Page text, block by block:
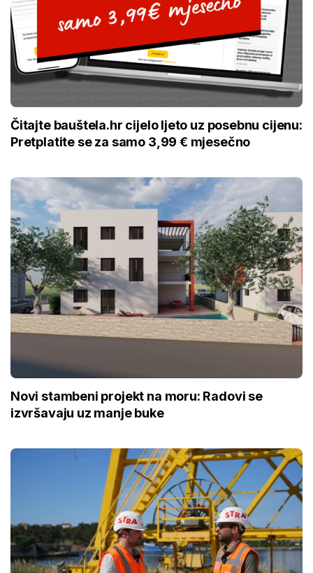
Čitajte bauštela.hr cijelo ljeto uz posebnu cijenu:
Pretplatite se za samo 3,99 € mjesečno
Novi stambeni projekt na moru: Radovi se
izvršavaju uz manje buke